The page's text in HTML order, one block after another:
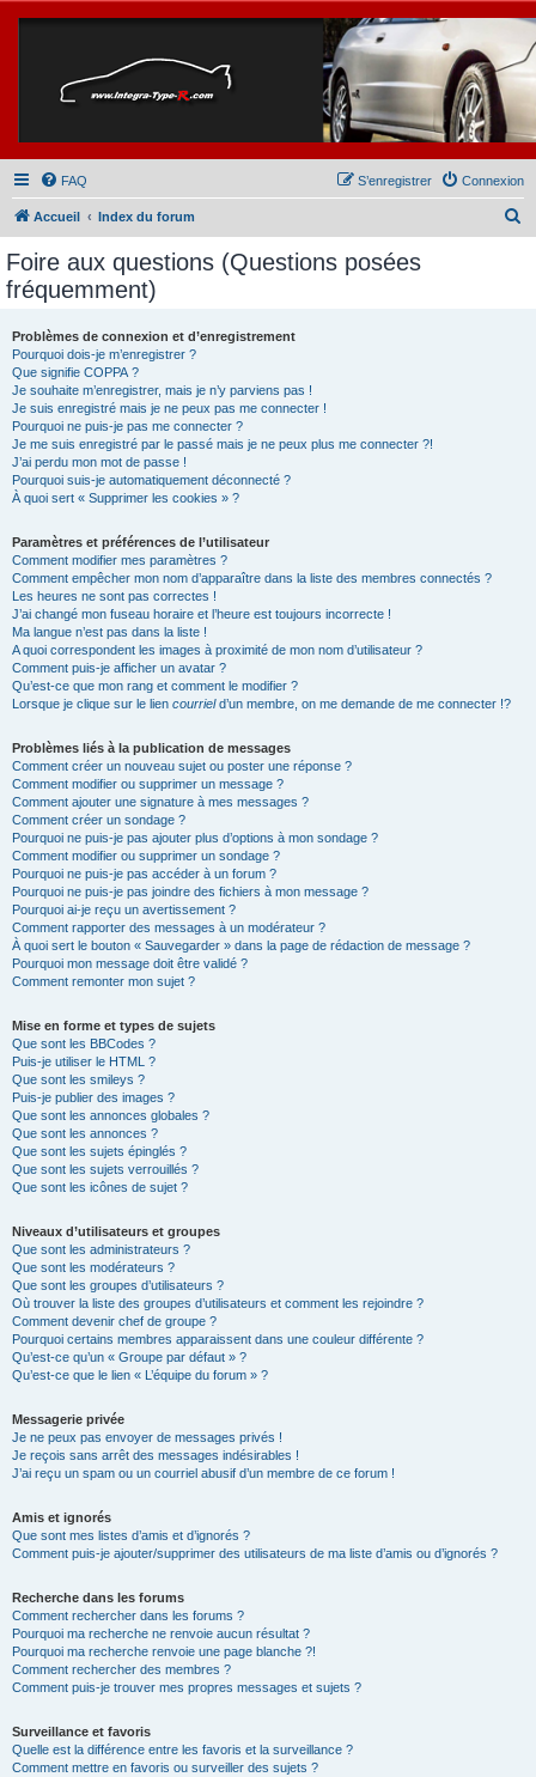
FAQ Connexion
S’enregistrer
Accueil Index du forum
Foire aux questions (Questions posées
fréquemment)
Problèmes de connexion et d’enregistrement
Pourquoi dois-je m’enregistrer ?
Que signifie COPPA ?
Je souhaite m’enregistrer, mais je n’y parviens pas !
Je suis enregistré mais je ne peux pas me connecter !
Pourquoi ne puis-je pas me connecter ?
Je me suis enregistré par le passé mais je ne peux plus me connecter ?!
J’ai perdu mon mot de passe !
Pourquoi suis-je automatiquement déconnecté ?
À quoi sert « Supprimer les cookies » ?
Paramètres et préférences de l’utilisateur
Comment modifier mes paramètres ?
Comment empêcher mon nom d’apparaître dans la liste des membres connectés ?
Les heures ne sont pas correctes !
J’ai changé mon fuseau horaire et l’heure est toujours incorrecte !
Ma langue n’est pas dans la liste !
A quoi correspondent les images à proximité de mon nom d’utilisateur ?
Comment puis-je afficher un avatar ?
Qu’est-ce que mon rang et comment le modifier ?
Lorsque je clique sur le lien courrield’un membre, on me demande de me connecter !?
Problèmes liés à la publication de messages
Comment créer un nouveau sujet ou poster une réponse ?
Comment modifier ou supprimer un message ?
Comment ajouter une signature à mes messages ?
Comment créer un sondage ?
Pourquoi ne puis-je pas ajouter plus d’options à mon sondage ?
Comment modifier ou supprimer un sondage ?
Pourquoi ne puis-je pas accéder à un forum ?
Pourquoi ne puis-je pas joindre des fichiers à mon message ?
Pourquoi ai-je reçu un avertissement ?
Comment rapporter des messages à un modérateur ?
À quoi sert le bouton « Sauvegarder » dans la page de rédaction de message ?
Pourquoi mon message doit être validé ?
Comment remonter mon sujet ?
Mise en forme et types de sujets
Que sont les BBCodes ?
Puis-je utiliser le HTML ?
Que sont les smileys ?
Puis-je publier des images ?
Que sont les annonces globales ?
Que sont les annonces ?
Que sont les sujets épinglés ?
Que sont les sujets verrouillés ?
Que sont les icônes de sujet ?
Niveaux d’utilisateurs et groupes
Que sont les administrateurs ?
Que sont les modérateurs ?
Que sont les groupes d’utilisateurs ?
Où trouver la liste des groupes d’utilisateurs et comment les rejoindre ?
Comment devenir chef de groupe ?
Pourquoi certains membres apparaissent dans une couleur différente ?
Qu’est-ce qu’un « Groupe par défaut » ?
Qu’est-ce que le lien « L’équipe du forum » ?
Messagerie privée
Je ne peux pas envoyer de messages privés !
Je reçois sans arrêt des messages indésirables !
J’ai reçu un spam ou un courriel abusif d’un membre de ce forum !
Amis et ignorés
Que sont mes listes d’amis et d’ignorés ?
Comment puis-je ajouter/supprimer des utilisateurs de ma liste d’amis ou d’ignorés ?
Recherche dans les forums
Comment rechercher dans les forums ?
Pourquoi ma recherche ne renvoie aucun résultat ?
Pourquoi ma recherche renvoie une page blanche ?!
Comment rechercher des membres ?
Comment puis-je trouver mes propres messages et sujets ?
Surveillance et favoris
Quelle est la différence entre les favoris et la surveillance ?
Comment mettre en favoris ou surveiller des sujets ?